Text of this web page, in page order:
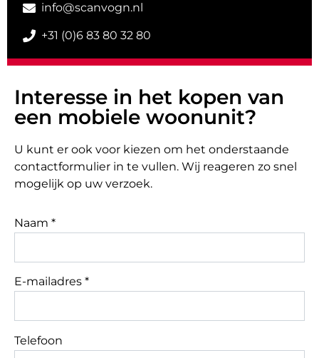
Interesse in het kopen van
een mobiele woonunit?
U kunt er ook voor kiezen om het onderstaande
contactformulier in te vullen. Wij reageren zo snel
mogelijk op uw verzoek.
Naam *
E-mailadres *
Telefoon
info@scanvogn.nl
+31 (0)6 83 80 32 80